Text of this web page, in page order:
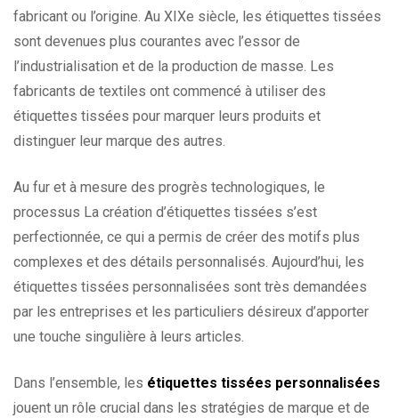
fabricant ou l’origine. Au XIXe siècle, les étiquettes tissées
sont devenues plus courantes avec l’essor de
l’industrialisation et de la production de masse. Les
fabricants de textiles ont commencé à utiliser des
étiquettes tissées pour marquer leurs produits et
distinguer leur marque des autres.
Au fur et à mesure des progrès technologiques, le
processus La création d’étiquettes tissées s’est
perfectionnée, ce qui a permis de créer des motifs plus
complexes et des détails personnalisés. Aujourd’hui, les
étiquettes tissées personnalisées sont très demandées
par les entreprises et les particuliers désireux d’apporter
une touche singulière à leurs articles.
Dans l’ensemble, les étiquettes tissées personnalisées
jouent un rôle crucial dans les stratégies de marque et de